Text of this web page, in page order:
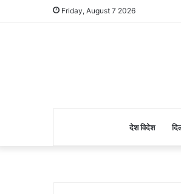
Friday, August 7 2026
देश विदेश